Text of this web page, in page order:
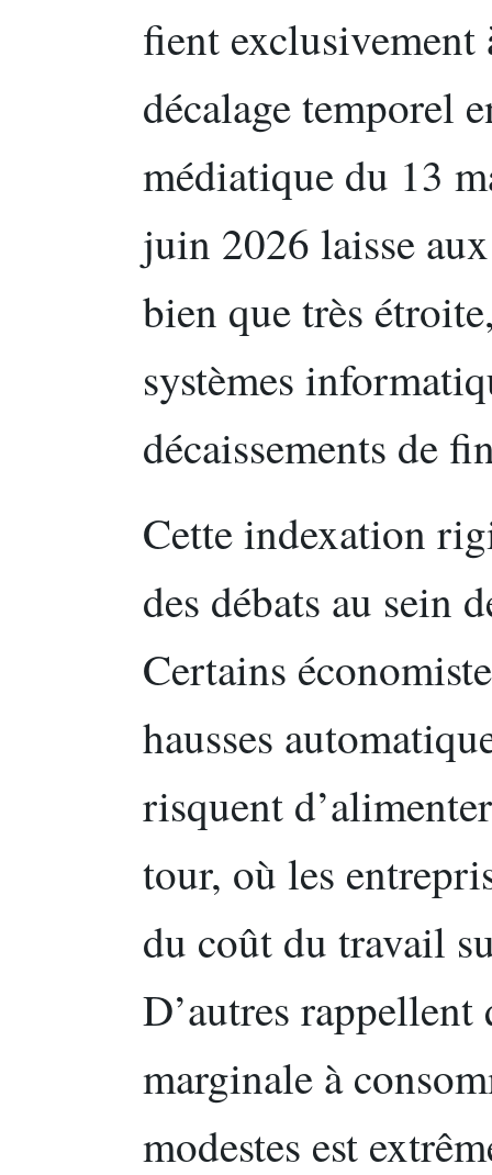
fient exclusivement
décalage temporel
médiatique du 13
juin 2026 laisse
bien que très
systèmes
décaissements de
Cette indexation
des débats au sein
Certains
hausses
risquent
tour, où les
du coût du travail
D’autres
marginale à
modestes est